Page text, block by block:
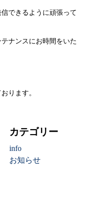
できるように頑張って
ナンスにお時間をいた
ります。
カテゴリー
info
お知らせ